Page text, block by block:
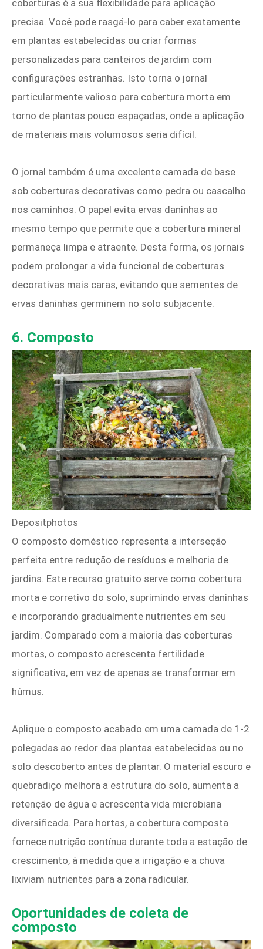
coberturas é a sua flexibilidade para aplicação
precisa. Você pode rasgá-lo para caber exatamente
em plantas estabelecidas ou criar formas
personalizadas para canteiros de jardim com
configurações estranhas. Isto torna o jornal
particularmente valioso para cobertura morta em
torno de plantas pouco espaçadas, onde a aplicação
de materiais mais volumosos seria difícil.
O jornal também é uma excelente camada de base
sob coberturas decorativas como pedra ou cascalho
nos caminhos. O papel evita ervas daninhas ao
mesmo tempo que permite que a cobertura mineral
permaneça limpa e atraente. Desta forma, os jornais
podem prolongar a vida funcional de coberturas
decorativas mais caras, evitando que sementes de
ervas daninhas germinem no solo subjacente.
6. Composto
Depositphotos
O composto doméstico representa a interseção
perfeita entre redução de resíduos e melhoria de
jardins. Este recurso gratuito serve como cobertura
morta e corretivo do solo, suprimindo ervas daninhas
e incorporando gradualmente nutrientes em seu
jardim. Comparado com a maioria das coberturas
mortas, o composto acrescenta fertilidade
significativa, em vez de apenas se transformar em
húmus.
Aplique o composto acabado em uma camada de 1-2
polegadas ao redor das plantas estabelecidas ou no
solo descoberto antes de plantar. O material escuro e
quebradiço melhora a estrutura do solo, aumenta a
retenção de água e acrescenta vida microbiana
diversificada. Para hortas, a cobertura composta
fornece nutrição contínua durante toda a estação de
crescimento, à medida que a irrigação e a chuva
lixiviam nutrientes para a zona radicular.
Oportunidades de coleta de
composto